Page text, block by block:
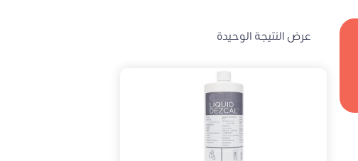
عرض النتيجة الوحيدة